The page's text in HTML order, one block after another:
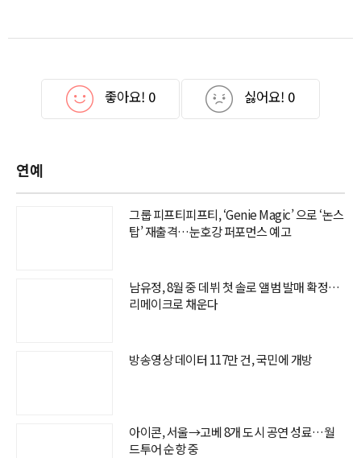
좋아요! 0 싫어요! 0
연예
그룹 피프티피프티, ‘Genie Magic’ 으로 ‘논스
탑’ 재출격…눈호강 퍼포먼스 예고
남유정, 8월 중 데뷔 첫 솔로 앨범 발매 확정…
리메이크로 채운다
방송영상 데이터 117만 건, 국민에 개방
아이콘, 서울→고베 8개 도시 공연 성료…월
드투어 순항 중